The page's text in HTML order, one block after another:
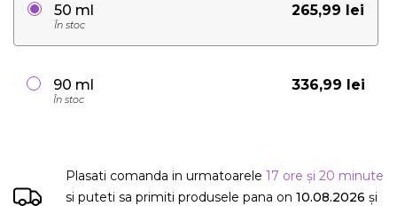
265,99 lei
50 ml
În stoc
336,99 lei
90 ml
În stoc
Plasati comanda in urmatoarele 17 ore și 20 minute
si puteti sa primiti produsele pana on 10.08.2026 și